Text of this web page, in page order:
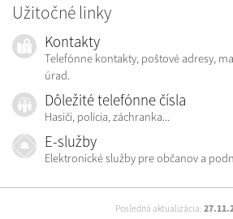
Užitočné linky
Kontakty
Telefónne kontakty, poštové adresy,
úrad.
Dôležité telefónne čísla
Hasiči, polícia, záchranka...
E-služby
Elektronické služby pre občanov a
Posledná aktualizácia: